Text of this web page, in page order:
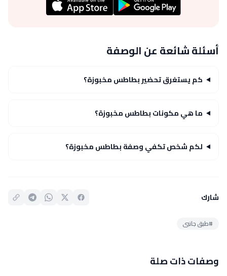
أسئلة شائعة عن الوصفة
كم يستغرق تحضير بطاطس مخبوزة؟
ما هي مكونات بطاطس مخبوزة؟
لكم شخص تكفي وصفة بطاطس مخبوزة؟
شارك
#طبق جانبى
وصفات ذات صلة